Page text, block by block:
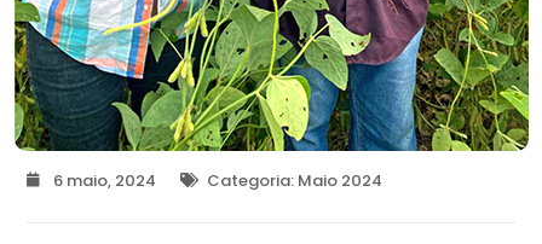
6 maio, 2024 Categoria: Maio 2024